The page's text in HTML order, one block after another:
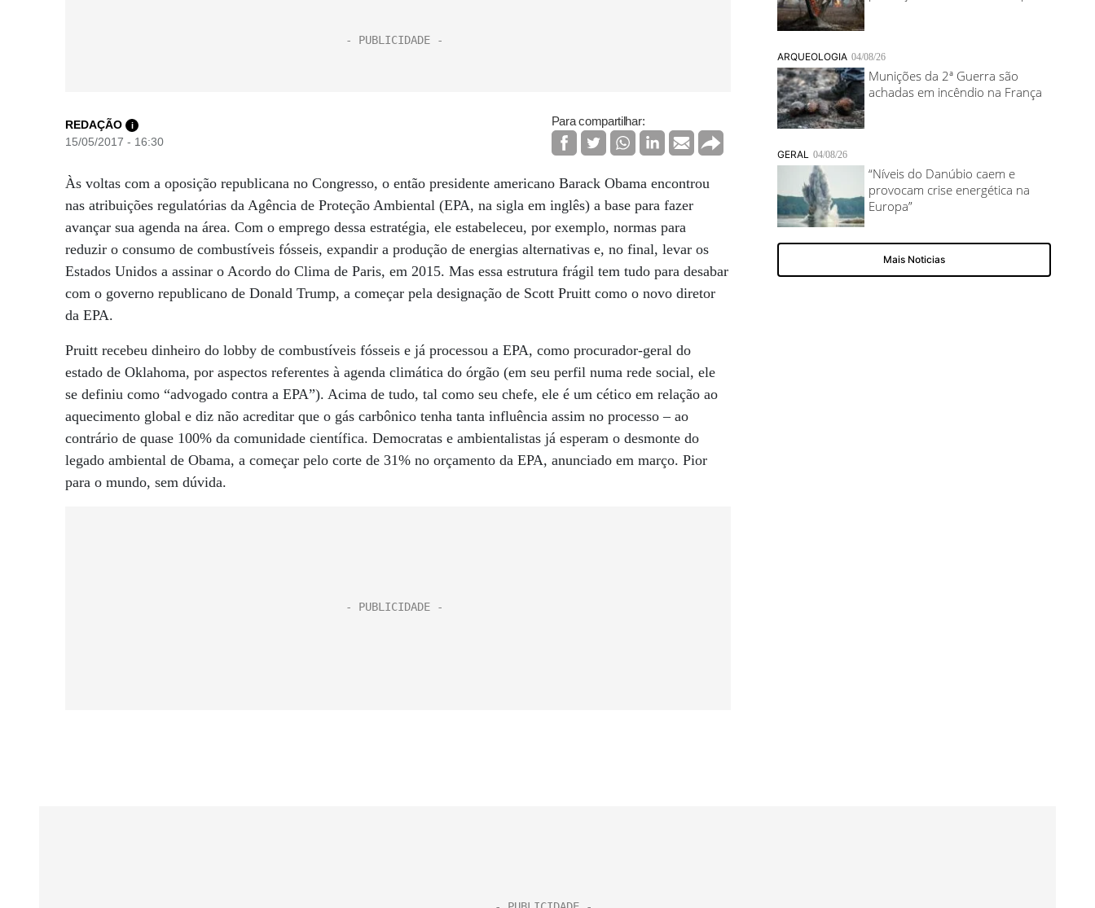
REDAÇÃO i
15/05/2017 - 16:30
Para compartilhar:
Às voltas com a oposição republicana no Congresso, o então presidente americano Barack Obama encontrou
nas atribuições regulatórias da Agência de Proteção Ambiental (EPA, na sigla em inglês) a base para fazer
avançar sua agenda na área. Com o emprego dessa estratégia, ele estabeleceu, por exemplo, normas para
reduzir o consumo de combustíveis fósseis, expandir a produção de energias alternativas e, no final, levar os
Estados Unidos a assinar o Acordo do Clima de Paris, em 2015. Mas essa estrutura frágil tem tudo para desabar
com o governo republicano de Donald Trump, a começar pela designação de Scott Pruitt como o novo diretor
da EPA.
Pruitt recebeu dinheiro do lobby de combustíveis fósseis e já processou a EPA, como procurador-geral do
estado de Oklahoma, por aspectos referentes à agenda climática do órgão (em seu perfil numa rede social, ele
se definiu como “advogado contra a EPA”). Acima de tudo, tal como seu chefe, ele é um cético em relação ao
aquecimento global e diz não acreditar que o gás carbônico tenha tanta influência assim no processo – ao
contrário de quase 100% da comunidade científica. Democratas e ambientalistas já esperam o desmonte do
legado ambiental de Obama, a começar pelo corte de 31% no orçamento da EPA, anunciado em março. Pior
para o mundo, sem dúvida.